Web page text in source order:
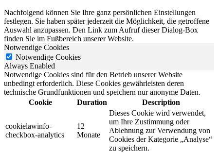
Nachfolgend können Sie Ihre ganz persönlichen Einstellungen
festlegen. Sie haben später jederzeit die Möglichkeit, die getroffene
Auswahl anzupassen. Den Link zum Aufruf dieser Dialog-Box
finden Sie im Fußbereich unserer Website.
Notwendige Cookies
Notwendige Cookies
Always Enabled
Notwendige Cookies sind für den Betrieb unserer Website
unbedingt erforderlich. Diese Cookies gewährleisten deren
technische Grundfunktionen und speichern nur anonyme Daten.
Cookie
Duration Description
cookielawinfo-
checkbox-analytics
12
Monate
Dieses Cookie wird verwendet,
um Ihre Zustimmung oder
Ablehnung zur Verwendung von
Cookies der Kategorie „Analyse“
zu speichern.